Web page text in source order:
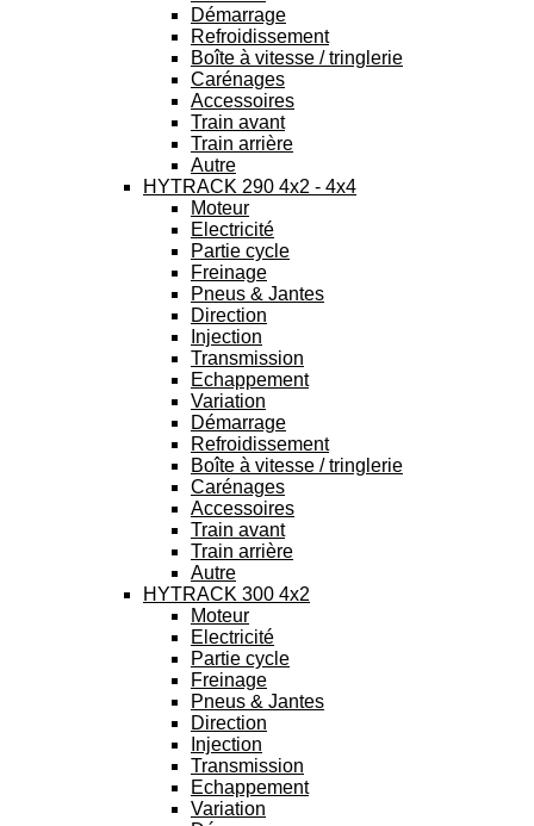
Démarrage
Refroidissement
Boîte à vitesse / tringlerie
Carénages
Accessoires
Train avant
Train arrière
Autre
HYTRACK 290 4x2 - 4x4
Moteur
Electricité
Partie cycle
Freinage
Pneus & Jantes
Direction
Injection
Transmission
Echappement
Variation
Démarrage
Refroidissement
Boîte à vitesse / tringlerie
Carénages
Accessoires
Train avant
Train arrière
Autre
HYTRACK 300 4x2
Moteur
Electricité
Partie cycle
Freinage
Pneus & Jantes
Direction
Injection
Transmission
Echappement
Variation